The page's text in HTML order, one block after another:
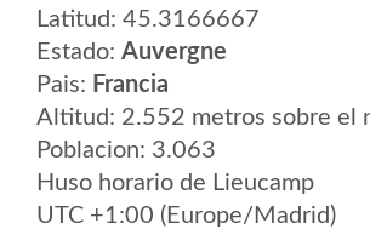
Latitud: 45.3166667
Estado: Auvergne
Pais: Francia
Altitud: 2.552 metros sobre el
Poblacion: 3.063
Huso horario de Lieucamp
UTC +1:00 (Europe/Madrid)